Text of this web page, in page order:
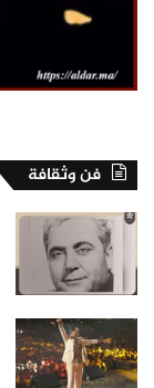
فن وثقافة